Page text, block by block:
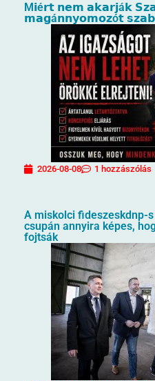
M𝗶é𝗿𝘁 𝗻𝗲𝗺 𝗮𝗸𝗮𝗿𝗷á𝗸
𝗺𝗮𝗴á𝗻𝗻𝘆𝗼𝗺𝗼𝘇ó𝘁
2026-08-08 1 hozzászólás
A miskolci fideszeskdnp-
csupán annyira képes,
fojtsák